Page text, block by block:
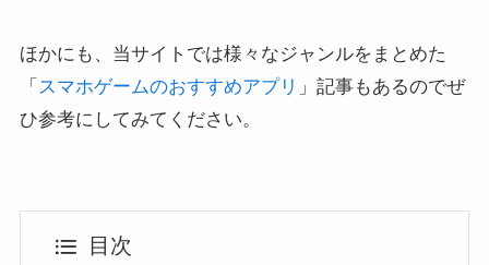
ほかにも、当サイトでは様々なジャンルをまとめた
「 スマホゲームのおすすめアプリ 」記事もあるのでぜ
ひ参考にしてみてください。
目次